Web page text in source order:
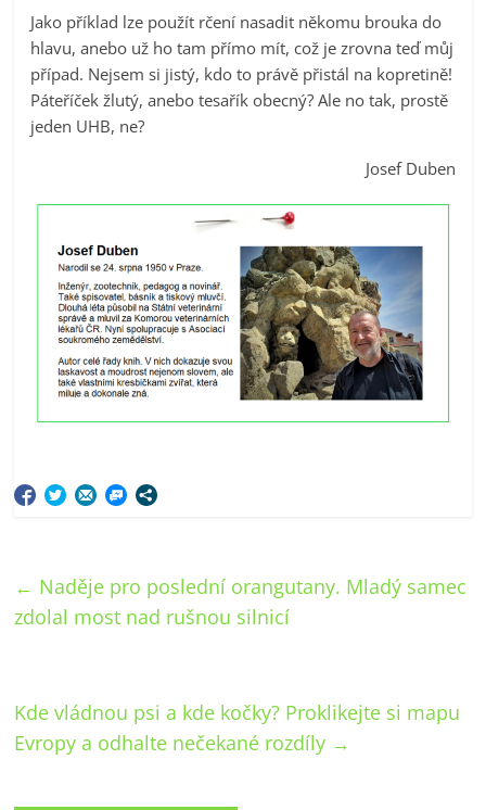
Jako příklad lze použít rčení nasadit někomu brouka do
hlavu, anebo už ho tam přímo mít, což je zrovna teď můj
případ. Nejsem si jistý, kdo to právě přistál na kopretině!
Páteříček žlutý, anebo tesařík obecný? Ale no tak, prostě
jeden UHB, ne?
Josef Duben
← Naděje pro poslední orangutany. Mladý samec
zdolal most nad rušnou silnicí
Kde vládnou psi a kde kočky? Proklikejte si mapu
Evropy a odhalte nečekané rozdíly →